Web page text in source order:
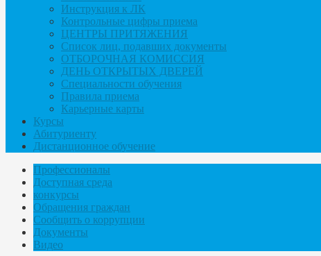
Инструкция к ЛК
Контрольные цифры приема
ЦЕНТРЫ ПРИТЯЖЕНИЯ
Список лиц, подавших документы
ОТБОРОЧНАЯ КОМИССИЯ
ДЕНЬ ОТКРЫТЫХ ДВЕРЕЙ
Специальности обучения
Правила приема
Карьерные карты
Курсы
Абитуриенту
Дистанционное обучение
Профессионалы
Доступная среда
конкурсы
Обращения граждан
Сообщить о коррупции
Документы
Видео